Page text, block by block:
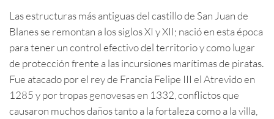
Las estructuras más antiguas del castillo de San Juan de
Blanes se remontan a los siglos XI y XII; nació en esta época
para tener un control efectivo del territorio y como lugar
de protección frente a las incursiones marítimas de piratas.
Fue atacado por el rey de Francia Felipe III el Atrevido en
1285 y por tropas genovesas en 1332, conflictos que
causaron muchos daños tanto a la fortaleza como a la villa,